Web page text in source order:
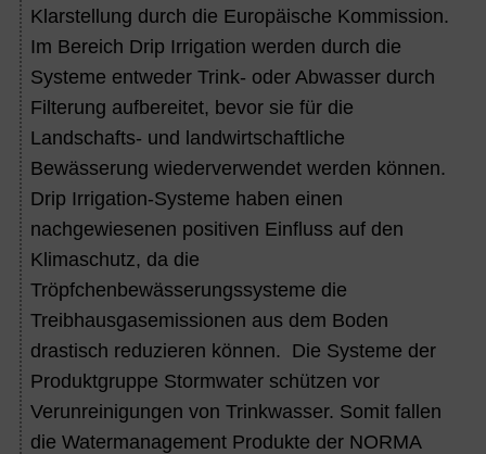
Klarstellung durch die Europäische Kommission.
Im Bereich Drip Irrigation werden durch die
Systeme entweder Trink- oder Abwasser durch
Filterung aufbereitet, bevor sie für die
Landschafts- und landwirtschaftliche
Bewässerung wiederverwendet werden können.
Drip Irrigation-Systeme haben einen
nachgewiesenen positiven Einfluss auf den
Klimaschutz, da die
Tröpfchenbewässerungssysteme die
Treibhausgasemissionen aus dem Boden
drastisch reduzieren können. Die Systeme der
Produktgruppe Stormwater schützen vor
Verunreinigungen von Trinkwasser. Somit fallen
die Watermanagement Produkte der NORMA